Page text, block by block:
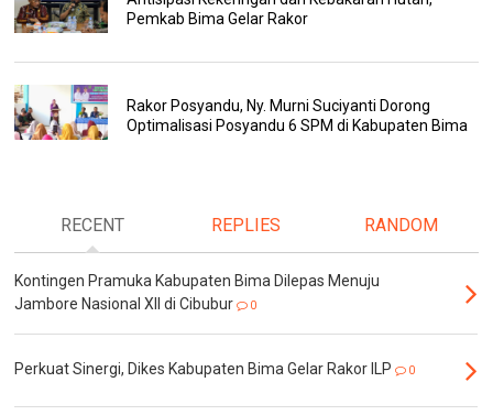
Pemkab Bima Gelar Rakor
Rakor Posyandu, Ny. Murni Suciyanti Dorong
Optimalisasi Posyandu 6 SPM di Kabupaten Bima
RECENT REPLIES RANDOM
Kontingen Pramuka Kabupaten Bima Dilepas Menuju
Jambore Nasional XII di Cibubur
0
Perkuat Sinergi, Dikes Kabupaten Bima Gelar Rakor ILP 0